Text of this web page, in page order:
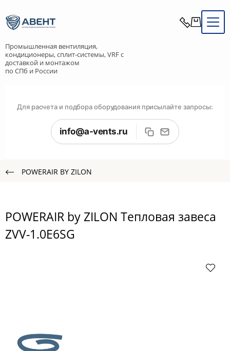
Промышленная вентиляция,
кондиционеры, сплит-системы, VRF с
доставкой и монтажом
по СПб и России
Для расчета и подбора оборудования присылайте запросы:
info@a-vents.ru
POWERAIR BY ZILON
POWERAIR by ZILON Тепловая завеса
ZVV-1.0E6SG